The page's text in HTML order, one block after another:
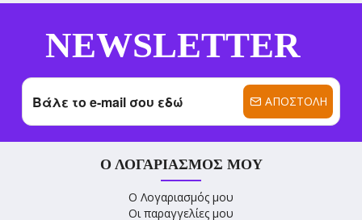
NEWSLETTER
ΑΠΟΣΤΟΛΉ
Ο ΛΟΓΑΡΙΑΣΜΌΣ ΜΟΥ
Ο Λογαριασμός μου
Οι παραγγελίες μου